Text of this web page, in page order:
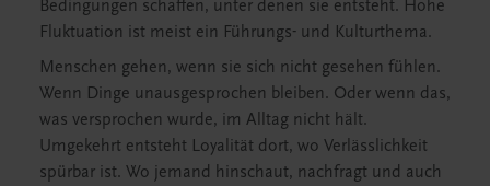
Bedingungen schaffen, unter denen sie entsteht. Hohe
Fluktuation ist meist ein Führungs- und Kulturthema.
Menschen gehen, wenn sie sich nicht gesehen fühlen.
Wenn Dinge unausgesprochen bleiben. Oder wenn das,
was versprochen wurde, im Alltag nicht hält.
Umgekehrt entsteht Loyalität dort, wo Verlässlichkeit
spürbar ist. Wo jemand hinschaut, nachfragt und auch